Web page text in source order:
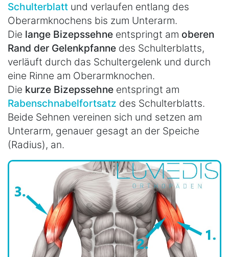
Schulterblatt und verlaufen entlang des
Oberarmknochens bis zum Unterarm.
Die lange Bizepssehne entspringt am oberen
Rand der Gelenkpfanne des Schulterblatts,
verläuft durch das Schultergelenk und durch
eine Rinne am Oberarmknochen.
Die kurze Bizepssehne entspringt am
Rabenschnabelfortsatz des Schulterblatts.
Beide Sehnen vereinen sich und setzen am
Unterarm, genauer gesagt an der Speiche
(Radius), an.